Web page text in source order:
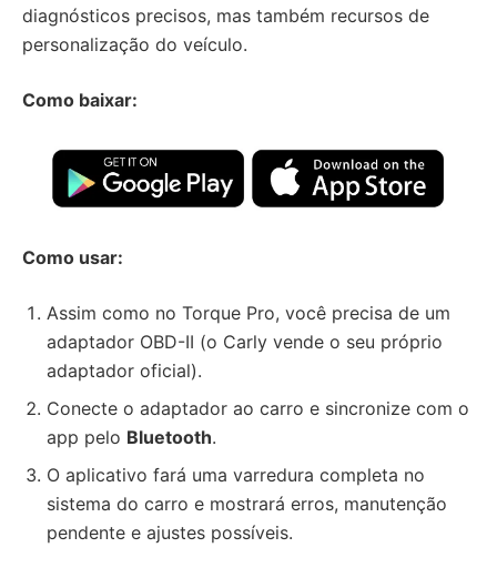
diagnósticos precisos, mas também recursos de
personalização do veículo.
Como baixar:
Como usar:
Assim como no Torque Pro, você precisa de um
adaptador OBD-II (o Carly vende o seu próprio
adaptador oficial).
Conecte o adaptador ao carro e sincronize com o
app pelo Bluetooth.
O aplicativo fará uma varredura completa no
sistema do carro e mostrará erros, manutenção
pendente e ajustes possíveis.